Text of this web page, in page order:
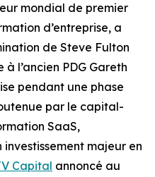
mondial de premier
d’entreprise, a
de Steve Fulton
l’ancien PDG Gareth
pendant une phase
par le capital-
SaaS,
majeur en
Capital annoncé au